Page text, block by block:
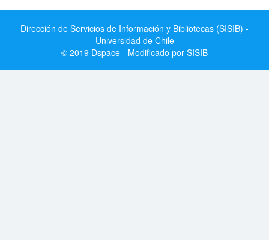
Dirección de Servicios de Información y Bibliotecas (SISIB) -
Universidad de Chile
© 2019 Dspace - Modificado por SISIB